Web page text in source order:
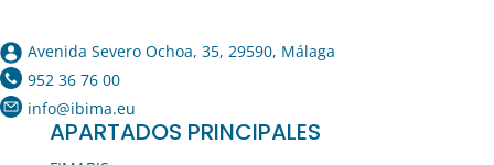
Avenida Severo Ochoa, 35, 29590, Málaga
952 36 76 00
info@ibima.eu
APARTADOS PRINCIPALES